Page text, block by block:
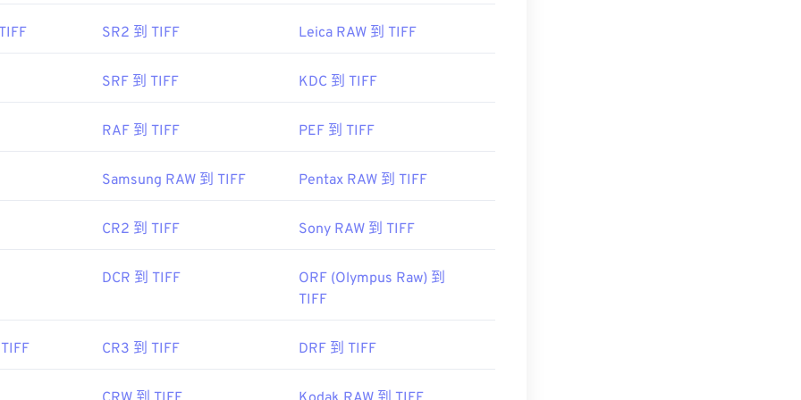
products/photoshop.html?
SR2 到 TIFF Leica RAW 到 TIFF
SRF 到 TIFF KDC 到 TIFF
RAF 到 TIFF PEF 到 TIFF
Samsung RAW 到 TIFF Pentax RAW 到 TIFF
CR2 到 TIFF Sony RAW 到 TIFF
DCR 到 TIFF
ORF (Olympus Raw) 到
TIFF
CR3 到 TIFF DRF 到 TIFF